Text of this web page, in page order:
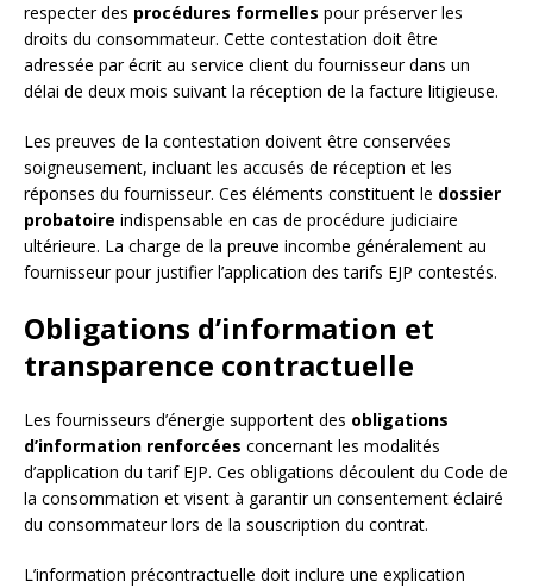
respecter des procédures formelles pour préserver les
droits du consommateur. Cette contestation doit être
adressée par écrit au service client du fournisseur dans un
délai de deux mois suivant la réception de la facture litigieuse.
Les preuves de la contestation doivent être conservées
soigneusement, incluant les accusés de réception et les
réponses du fournisseur. Ces éléments constituent le dossier
probatoire indispensable en cas de procédure judiciaire
ultérieure. La charge de la preuve incombe généralement au
fournisseur pour justifier l’application des tarifs EJP contestés.
Obligations d’information et
transparence contractuelle
Les fournisseurs d’énergie supportent des obligations
d’information renforcées concernant les modalités
d’application du tarif EJP. Ces obligations découlent du Code de
la consommation et visent à garantir un consentement éclairé
du consommateur lors de la souscription du contrat.
L’information précontractuelle doit inclure une explication